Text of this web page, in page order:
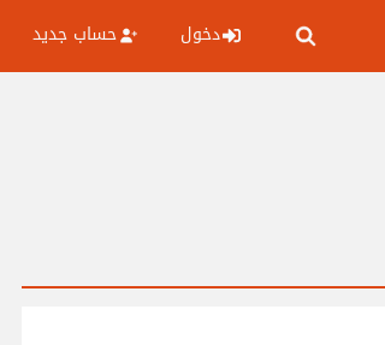
دخول حساب جديد